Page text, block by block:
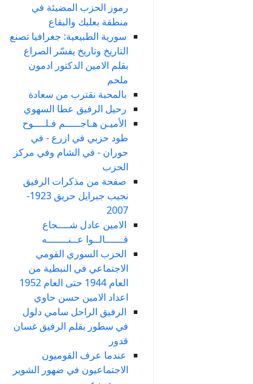
رموز الحزب المضيئة في
منطقة بعلبك والبقاع
سورية الطبيعية: جغرافيا تصنع
التاريخ وتاريخ يفسّر الصراع
بقلم الامين الدكتور ادمون
ملحم
بالمحبة نقترب من سعادة
رحيل الرفيق عطا السهوي
الأميـن هـاجـــــم فـلــــوح
طود حزبي في ازرع - في
حوران - في الشام وفي مركز
الحزب
صفحة من مذكرات الرفيق
نجيب جبرايل حريق 1923-
2007
الامين عادل شــــجاع
قــــــالــوا عــنـــــــه
الحزب السوري القومي
الاجتماعي في النبطية من
العام 1944 حتى العام 1952
اعداد الامين حسن حاوي
الرفيق الراحل سامي دلول
في سطور بقلم الرفيق غسان
قدور
عندما عرف القوميون
الاجتماعيون في ضهور الشوير